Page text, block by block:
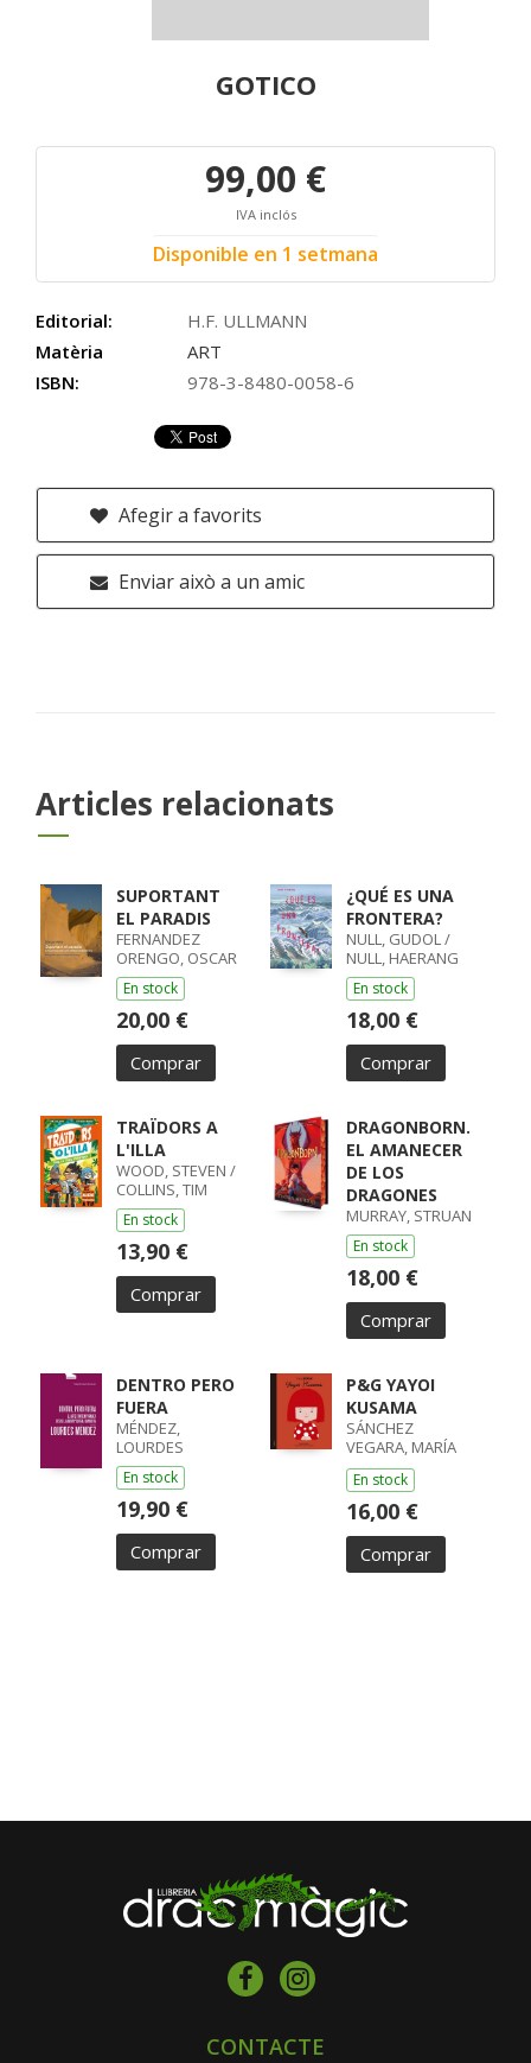
GOTICO
99,00 €
IVA inclós
Disponible en 1 setmana
Editorial:
H.F. ULLMANN
Matèria
ART
ISBN:
978-3-8480-0058-6
Afegir a favorits
Enviar això a un amic
Articles relacionats
SUPORTANT
EL PARADIS
FERNANDEZ
ORENGO, OSCAR
En stock
20,00 €
Comprar
¿QUÉ ES UNA
FRONTERA?
NULL, GUDOL /
NULL, HAERANG
En stock
18,00 €
Comprar
TRAÏDORS A
L'ILLA
WOOD, STEVEN /
COLLINS, TIM
En stock
13,90 €
Comprar
DRAGONBORN.
EL AMANECER
DE LOS
DRAGONES
MURRAY, STRUAN
En stock
18,00 €
Comprar
DENTRO PERO
FUERA
MÉNDEZ,
LOURDES
En stock
19,90 €
Comprar
P&G YAYOI
KUSAMA
SÁNCHEZ
VEGARA, MARÍA
ISABEL
En stock
16,00 €
Comprar
CONTACTE